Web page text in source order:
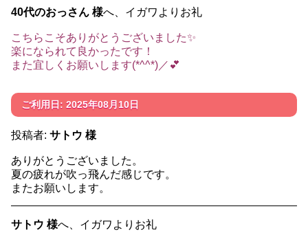
40代のおっさん 様へ、イガワよりお礼
こちらこそありがとうございました✨
楽になられて良かったです！
また宜しくお願いします(*^^*)／💕
ご利用日: 2025年08月10日
投稿者: サトウ 様
ありがとうございました。
夏の疲れが吹っ飛んだ感じです。
またお願いします。
サトウ 様へ、イガワよりお礼